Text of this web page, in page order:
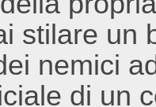
stilare un
nemici
di un